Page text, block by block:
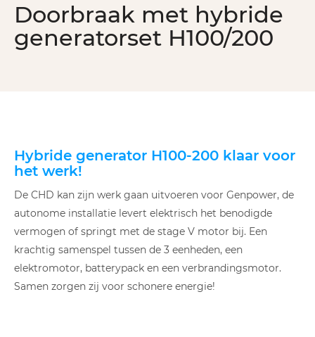
Doorbraak met hybride
generatorset H100/200
Hybride generator H100-200 klaar voor
het werk!
De CHD kan zijn werk gaan uitvoeren voor Genpower, de
autonome installatie levert elektrisch het benodigde
vermogen of springt met de stage V motor bij. Een
krachtig samenspel tussen de 3 eenheden, een
elektromotor, batterypack en een verbrandingsmotor.
Samen zorgen zij voor schonere energie!